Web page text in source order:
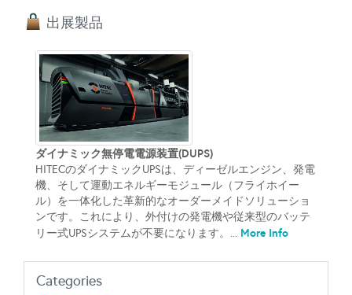
出展製品
ダイナミック無停電電源装置(DUPS)
HITECのダイナミックUPSは、ディーゼルエンジン、発電
機、そして運動エネルギーモジュール（フライホイー
ル）を一体化した革新的なオーダーメイドソリューショ
ンです。これにより、外付けの発電機や従来型のバッテ
リー式UPSシステムが不要になります。... More Info
Categories